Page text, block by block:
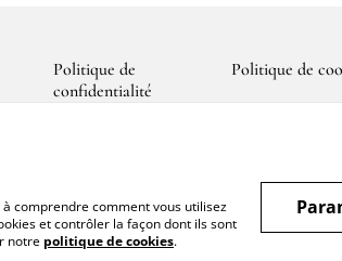
Politique de
confidentialité
Politique de
comprendre comment vous utilisez
et contrôler la façon dont ils sont
notre politique de cookies.